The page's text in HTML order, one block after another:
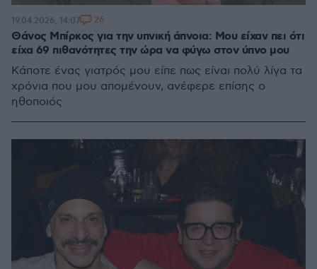
Θάνος Μπίρκος για την υπνική άπνοια: Μου είχαν πει ότι
είχα 69 πιθανότητες την ώρα να φύγω στον ύπνο μου
Κάποτε ένας γιατρός μου είπε πως είναι πολύ λίγα τα
χρόνια που μου απομένουν, ανέφερε επίσης ο
ηθοποιός
19.04.2026, 14:07 26